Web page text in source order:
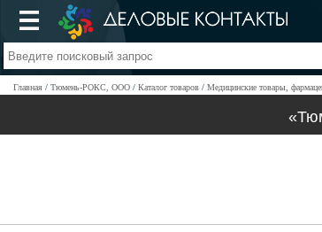
Главная Тюмень-РОКС, ООО Каталог товаров Медицинские товары,